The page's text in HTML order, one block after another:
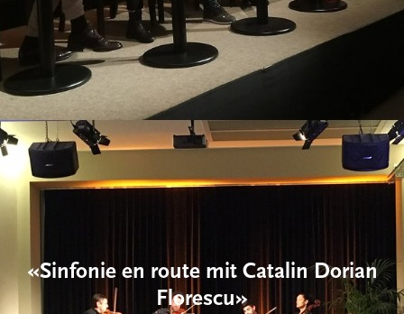
«Sinfonie en route mit Catalin Dorian
Florescu»